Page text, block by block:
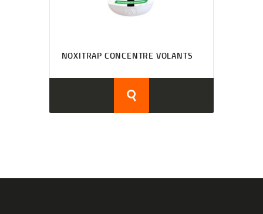
NOXITRAP CONCENTRE VOLANTS